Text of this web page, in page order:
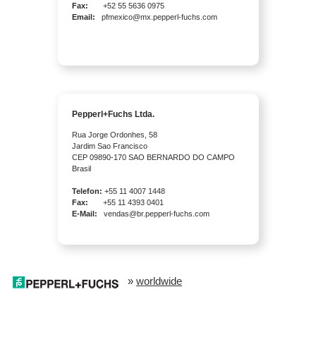
Fax: +52 55 5636 0975
Email:
pfmexico@mx.pepperl-fuchs.com
Pepperl+Fuchs Ltda.
Rua Jorge Ordonhes, 58
Jardim Sao Francisco
CEP 09890-170 SAO BERNARDO DO CAMPO
Brasil
Telefon: +55 11 4007 1448
Fax:
+55 11 4393 0401
E-Mail: vendas@br.pepperl-fuchs.com
» worldwide